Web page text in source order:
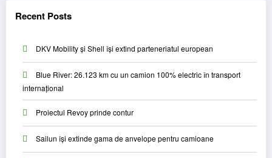
Recent Posts
DKV Mobility și Shell își extind parteneriatul european
Blue River: 26.123 km cu un camion 100% electric în transport
internațional
Proiectul Revoy prinde contur
Sailun își extinde gama de anvelope pentru camioane